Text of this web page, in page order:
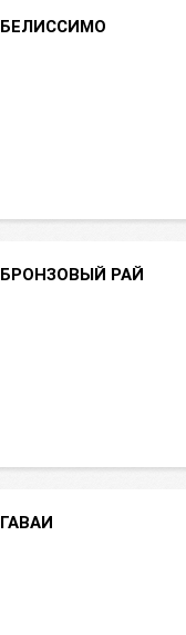
БЕЛИССИМО
БРОНЗОВЫЙ РАЙ
ГАВАИ